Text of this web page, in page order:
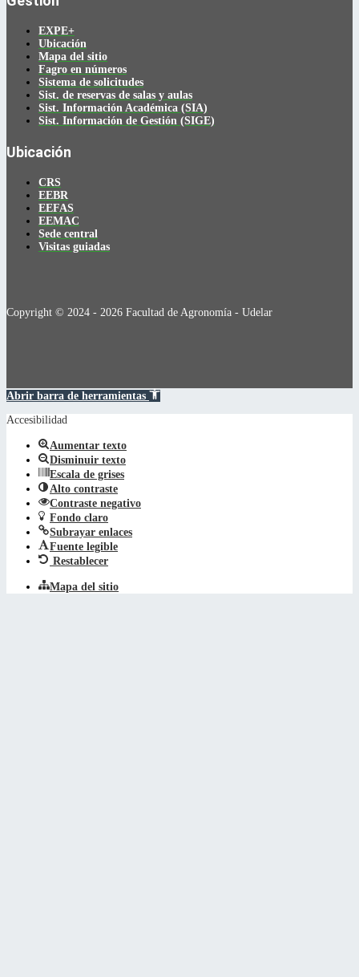
EXPE+
Ubicación
Mapa del sitio
Fagro en números
Sistema de solicitudes
Sist. de reservas de salas y aulas
Sist. Información Académica (SIA)
Sist. Información de Gestión (SIGE)
Ubicación
CRS
EEBR
EEFAS
EEMAC
Sede central
Visitas guiadas
Copyright © 2024 - 2026 Facultad de Agronomía - Udelar
Abrir barra de herramientas
Accesibilidad
Aumentar texto
Disminuir texto
Escala de grises
Alto contraste
Contraste negativo
Fondo claro
Subrayar enlaces
Fuente legible
Restablecer
Mapa del sitio